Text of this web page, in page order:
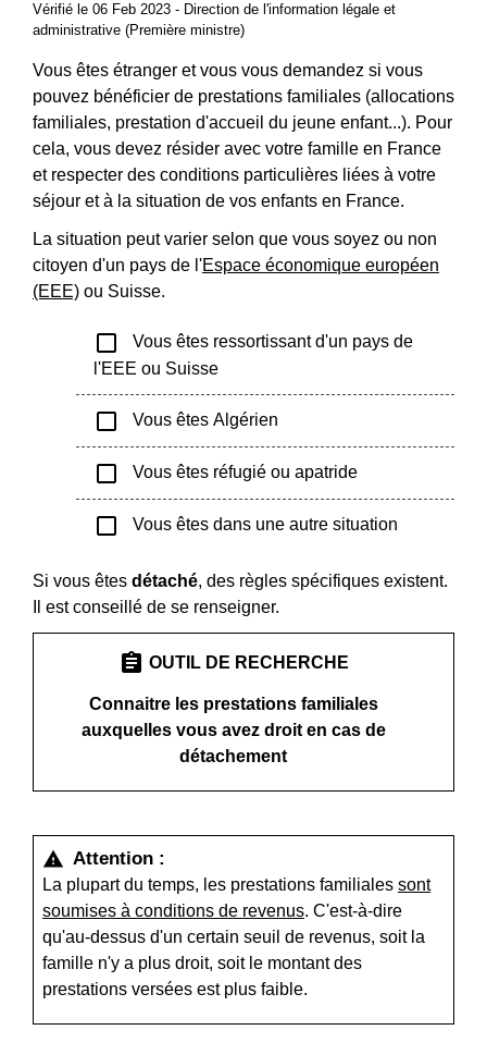
Vérifié le 06 Feb 2023 - Direction de l'information légale et
administrative (Première ministre)
Vous êtes étranger et vous vous demandez si vous
pouvez bénéficier de prestations familiales (allocations
familiales, prestation d'accueil du jeune enfant...). Pour
cela, vous devez résider avec votre famille en France
et respecter des conditions particulières liées à votre
séjour et à la situation de vos enfants en France.
La situation peut varier selon que vous soyez ou non
citoyen d'un pays de l'Espace économique européen
(EEE) ou Suisse.
check_box_outline_blank
Vous êtes ressortissant d'un pays de
l'EEE ou Suisse
check_box_outline_blank Vous êtes Algérien
check_box_outline_blank Vous êtes réfugié ou apatride
check_box_outline_blank Vous êtes dans une autre situation
Si vous êtes détaché, des règles spécifiques existent.
Il est conseillé de se renseigner.
assignment OUTIL DE RECHERCHE
Connaitre les prestations familiales
auxquelles vous avez droit en cas de
détachement
warning Attention :
La plupart du temps, les prestations familiales sont
soumises à conditions de revenus. C'est-à-dire
qu'au-dessus d'un certain seuil de revenus, soit la
famille n'y a plus droit, soit le montant des
prestations versées est plus faible.